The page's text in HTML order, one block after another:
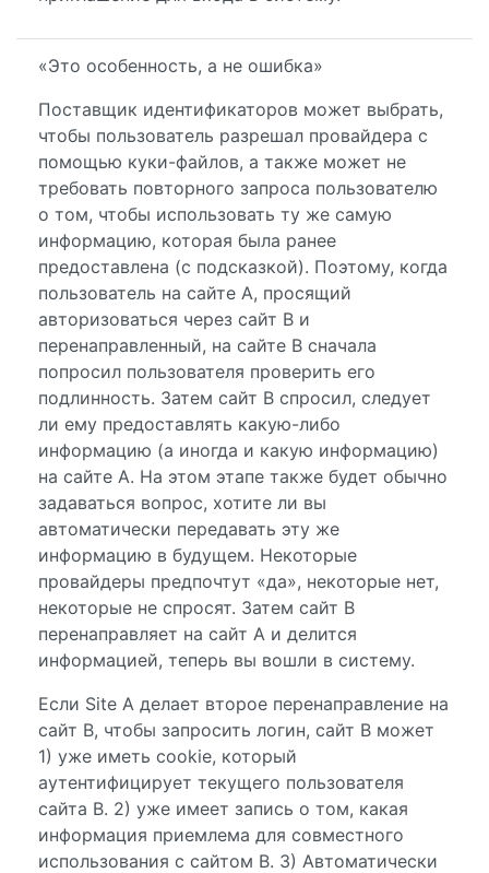
«Это особенность, а не ошибка»
Поставщик идентификаторов может выбрать,
чтобы пользователь разрешал провайдера с
помощью куки-файлов, а также может не
требовать повторного запроса пользователю
о том, чтобы использовать ту же самую
информацию, которая была ранее
предоставлена ​​(с подсказкой). Поэтому, когда
пользователь на сайте А, просящий
авторизоваться через сайт B и
перенаправленный, на сайте B сначала
попросил пользователя проверить его
подлинность. Затем сайт B спросил, следует
ли ему предоставлять какую-либо
информацию (а иногда и какую информацию)
на сайте A. На этом этапе также будет обычно
задаваться вопрос, хотите ли вы
автоматически передавать эту же
информацию в будущем. Некоторые
провайдеры предпочтут «да», некоторые нет,
некоторые не спросят. Затем сайт B
перенаправляет на сайт A и делится
информацией, теперь вы вошли в систему.
Если Site A делает второе перенаправление на
сайт B, чтобы запросить логин, сайт B может
1) уже иметь cookie, который
аутентифицирует текущего пользователя
сайта B. 2) уже имеет запись о том, какая
информация приемлема для совместного
использования с сайтом B. 3) Автоматически